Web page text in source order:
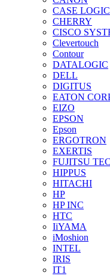
CASE LOGIC
CHERRY
CISCO
Clevertouch
Contour
DATALOGIC
DELL
DIGITUS
EATON
EIZO
EPSON
Epson
ERGOTRON
EXERTIS
FUJITSU
HIPPUS
HITACHI
HP
HP INC
HTC
IiYAMA
iMoshion
INTEL
IRIS
IT1